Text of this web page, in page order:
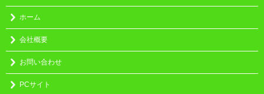
ホーム
会社概要
お問い合わせ
PCサイト